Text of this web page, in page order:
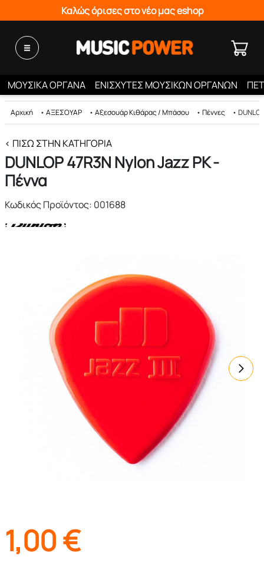
Καλώς όρισες στο νέο μας eshop
ΜΟΥΣΙΚΑ ΟΡΓΑΝΑ ΕΝΙΣΧΥΤΕΣ ΜΟΥΣΙΚΩΝ ΟΡΓΑΝΩΝ
Αρχική • ΑΞΕΣΟΥΑΡ • Αξεσουάρ Κιθάρας / Μπάσου • Πέννες •
< ΠΊΣΩ ΣΤΗΝ ΚΑΤΗΓΟΡΊΑ
DUNLOP 47R3N Nylon Jazz PK -
Πέννα
Κωδικός Προϊόντος: 001688
1,00€